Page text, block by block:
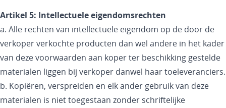
Artikel 5: Intellectuele eigendomsrechten
a. Alle rechten van intellectuele eigendom op de door de
verkoper verkochte producten dan wel andere in het kader
van deze voorwaarden aan koper ter beschikking gestelde
materialen liggen bij verkoper danwel haar toeleveranciers.
b. Kopiëren, verspreiden en elk ander gebruik van deze
materialen is niet toegestaan zonder schriftelijke